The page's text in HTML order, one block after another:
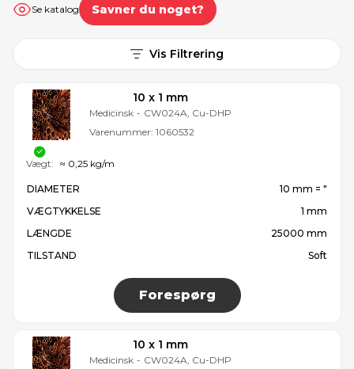
Se katalog Savner du noget?
Vis Filtrering
10 x 1 mm
Medicinsk - CW024A, Cu-DHP
Varenummer: 1060532
DIAMETER
10 mm = ″
VÆGTYKKELSE
1 mm
LÆNGDE
25000 mm
TILSTAND
Soft
Forespørg
Vægt: ≈ 0,25 kg/m
10 x 1 mm
Medicinsk - CW024A, Cu-DHP